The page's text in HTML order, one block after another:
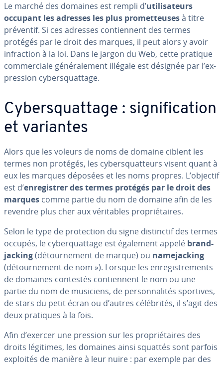
Le marché des domaines est rempli d’uti­li­sa­teurs
occupant les adresses les plus pro­met­teusesà titre
préventif. Si ces adresses con­tien­nent des termes
protégés par le droit des marques, il peut alors y avoir
in­frac­tion à la loi. Dans le jargon du Web, cette pratique
com­mer­ciale gé­né­ra­le­ment illégale est désignée par l’ex­
pres­sion cy­bers­quat­tage.
Cy­bers­quat­tage : sig­ni­fi­ca­tion
et variantes
Alors que les voleurs de noms de domaine ciblent les
termes non protégés, les cy­bers­quat­teurs visent quant à
eux les marques déposées et les noms propres. L’objectif
est d’en­re­gis­trer des termes protégés par le droit des
marques comme partie du nom de domaine afin de les
revendre plus cher aux vé­ri­tables pro­prié­taires.
Selon le type de pro­tec­tion du signe dis­tinc­tif des termes
occupés, le cy­ber­quat­tage est également appelé brand­
ja­cking(dé­tour­ne­ment de marque) ou na­me­ja­cking
(dé­tour­ne­ment de nom »). Lorsque les en­re­gis­tre­ments
de domaines contestés con­tien­nent le nom ou une
partie du nom de musiciens, de per­son­na­li­tés sportives,
de stars du petit écran ou d’autres cé­lé­bri­tés, il s’agit des
deux pratiques à la fois.
Afin d’exercer une pression sur les pro­prié­taires des
droits légitimes, les domaines ainsi squattés sont parfois
exploités de manière à leur nuire : par exemple par des